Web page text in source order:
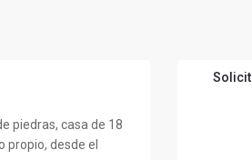
piedras, casa de 18
propio, desde el